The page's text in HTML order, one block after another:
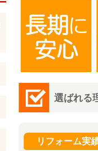
選ばれる
リフォーム実